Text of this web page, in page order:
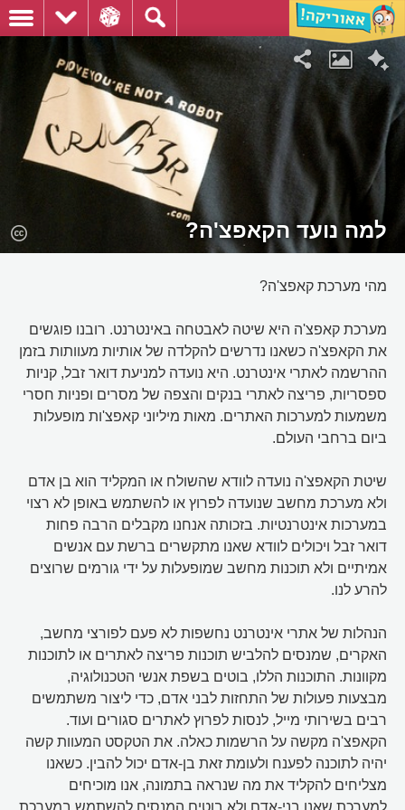
למה נועד הקאפצ'ה?
מהי מערכת קאפצ'ה?
מערכת קאפצ'ה היא שיטה לאבטחה באינטרנט. רובנו פוגשים
את הקאפצ'ה כשאנו נדרשים להקלדה של אותיות מעוותות בזמן
ההרשמה לאתרי אינטרנט. היא נועדה למניעת דואר זבל, קניות
ספסריות, פריצה לאתרי בנקים והצפה של מסרים ופניות חסרי
משמעות למערכות האתרים. מאות מיליוני קאפצ'ות מופעלות
ביום ברחבי העולם.
שיטת הקאפצ'ה נועדה לוודא שהשולח או המקליד הוא בן אדם
ולא מערכת מחשב שנועדה לפרוץ או להשתמש באופן לא רצוי
במערכות אינטרנטיות. בזכותה אנחנו מקבלים הרבה פחות
דואר זבל ויכולים לוודא שאנו מתקשרים ברשת עם אנשים
אמיתיים ולא תוכנות מחשב שמופעלות על ידי גורמים שרוצים
להרע לנו.
הנהלות של אתרי אינטרנט נחשפות לא פעם לפורצי מחשב,
האקרים, שמנסים להלביש תוכנות פריצה לאתרים או לתוכנות
מקוונות. התוכנות הללו, בוטים בשפת אנשי הטכנולוגיה,
מבצעות פעולות של התחזות לבני אדם, כדי ליצור משתמשים
רבים בשירותי מייל, לנסות לפרוץ לאתרים סגורים ועוד.
הקאפצ'ה מקשה על הרשמות כאלה. את הטקסט המעוות קשה
יהיה לתוכנה לפענח ולעומת זאת בן-אדם יכול להבין. כשאנו
מצליחים להקליד את מה שנראה בתמונה, אנו מוכיחים
למערכת שאנו בני-אדם ולא בוטים המנסים להשתמש במערכת